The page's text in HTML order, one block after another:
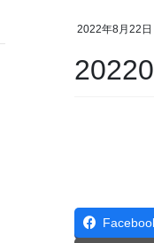
2022年8月22日